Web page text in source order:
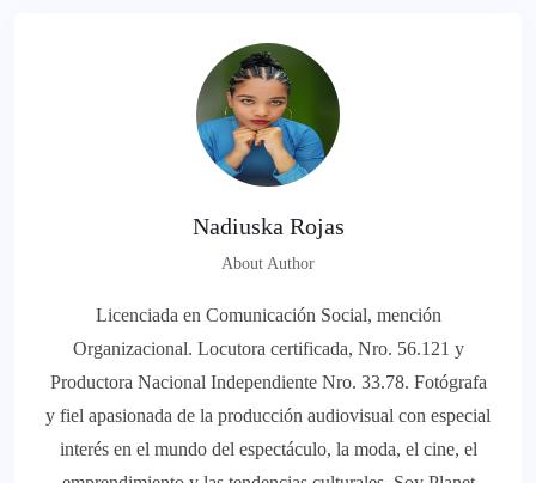
Nadiuska Rojas
About Author
Licenciada en Comunicación Social, mención
Organizacional. Locutora certificada, Nro. 56.121 y
Productora Nacional Independiente Nro. 33.78. Fotógrafa
y fiel apasionada de la producción audiovisual con especial
interés en el mundo del espectáculo, la moda, el cine, el